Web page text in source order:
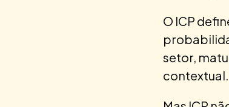
O ICP
setor,
contextual.